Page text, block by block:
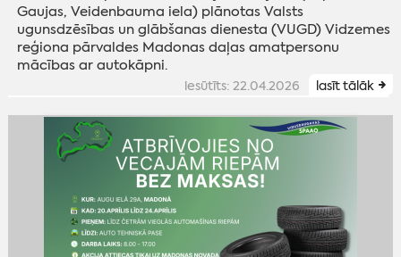
Gaujas, Veidenbauma iela) plānotas Valsts
ugunsdzēsības un glābšanas dienesta (VUGD) Vidzemes
reģiona pārvaldes Madonas daļas amatpersonu
mācības ar autokāpni.
iesūtīts: 22.04.2026 lasīt tālāk